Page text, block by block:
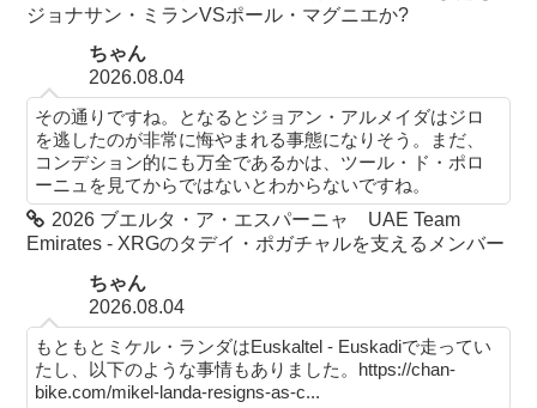
ジョナサン・ミランVSポール・マグニエか?
ちゃん
2026.08.04
その通りですね。となるとジョアン・アルメイダはジロ
を逃したのが非常に悔やまれる事態になりそう。まだ、
コンデション的にも万全であるかは、ツール・ド・ポロ
ーニュを見てからではないとわからないですね。
2026 ブエルタ・ア・エスパーニャ UAE Team
Emirates - XRGのタデイ・ポガチャルを支えるメンバー
ちゃん
2026.08.04
もともとミケル・ランダはEuskaltel - Euskadiで走ってい
たし、以下のような事情もありました。https://chan-
bike.com/mikel-landa-resigns-as-c...